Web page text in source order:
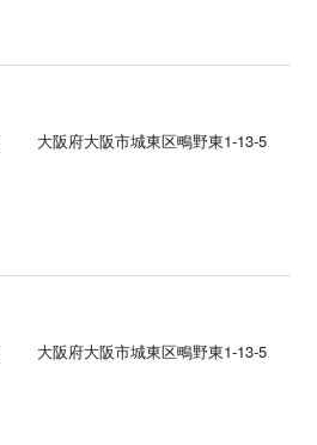
大阪府大阪市城東区鴫野東1-13-5
大阪府大阪市城東区鴫野東1-13-5